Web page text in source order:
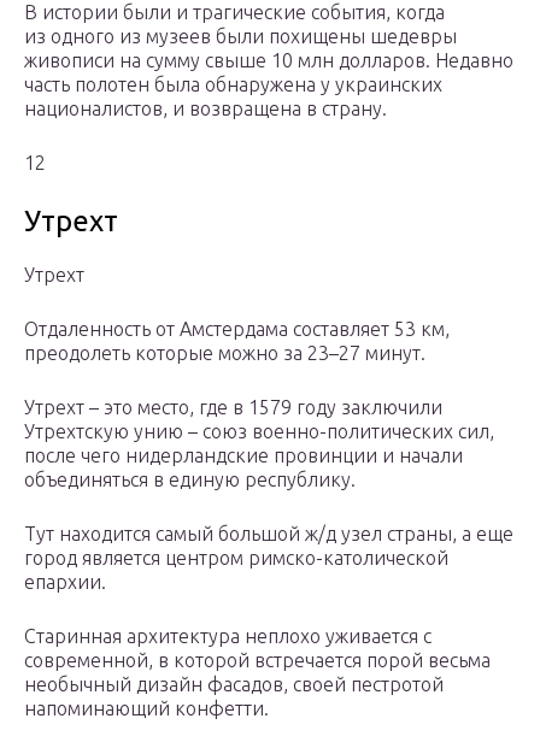
В истории были и трагические события, когда
из одного из музеев были похищены шедевры
живописи на сумму свыше 10 млн долларов. Недавно
часть полотен была обнаружена у украинских
националистов, и возвращена в страну.
12
Утрехт
Утрехт
Отдаленность от Амстердама составляет 53 км,
преодолеть которые можно за 23–27 минут.
Утрехт – это место, где в 1579 году заключили
Утрехтскую унию – союз военно-политических сил,
после чего нидерландские провинции и начали
объединяться в единую республику.
Тут находится самый большой ж/д узел страны, а еще
город является центром римско-католической
епархии.
Старинная архитектура неплохо уживается с
современной, в которой встречается порой весьма
необычный дизайн фасадов, своей пестротой
напоминающий конфетти.